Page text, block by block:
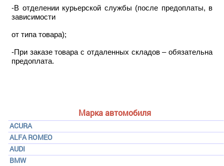
Марка автомобиля
ACURA
ALFA ROMEO
AUDI
BMW
-В отделении курьерской службы (после предоплаты, в
зависимости
от типа товара);
-При заказе товара с отдаленных складов – обязательна
предоплата.